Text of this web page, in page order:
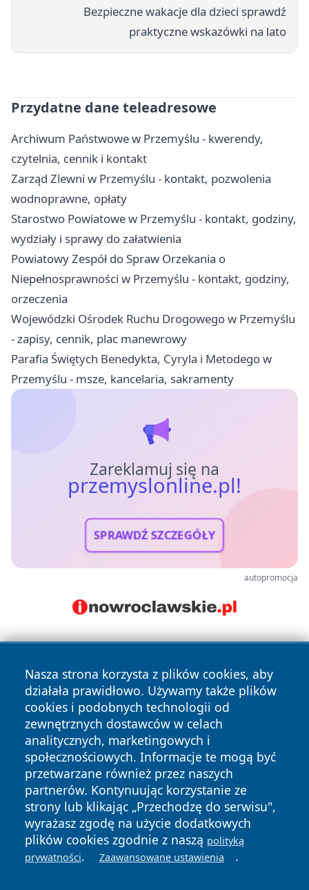
Bezpieczne wakacje dla dzieci sprawdź
praktyczne wskazówki na lato
Przydatne dane teleadresowe
Archiwum Państwowe w Przemyślu - kwerendy,
czytelnia, cennik i kontakt
Zarząd Zlewni w Przemyślu - kontakt, pozwolenia
wodnoprawne, opłaty
Starostwo Powiatowe w Przemyślu - kontakt, godziny,
wydziały i sprawy do załatwienia
Powiatowy Zespół do Spraw Orzekania o
Niepełnosprawności w Przemyślu - kontakt, godziny,
orzeczenia
Wojewódzki Ośrodek Ruchu Drogowego w Przemyślu
- zapisy, cennik, plac manewrowy
Parafia Świętych Benedykta, Cyryla i Metodego w
Przemyślu - msze, kancelaria, sakramenty
Zareklamuj się na
przemyslonline.pl!
SPRAWDŹ SZCZEGÓŁY
autopromocja
Nasza strona korzysta z plików cookies, aby
działała prawidłowo. Używamy także plików
cookies i podobnych technologii od
zewnętrznych dostawców w celach
analitycznych, marketingowych i
społecznościowych. Informacje te mogą być
przetwarzane również przez naszych
partnerów. Kontynuując korzystanie ze
strony lub klikając „Przechodzę do serwisu",
wyrażasz zgodę na użycie dodatkowych
plików cookies zgodnie z naszą polityką
prywatności. Zaawansowane ustawienia .
Copyright © 2026 przemyslonline.pl Wszystkie prawa
zastrzeżone.
News Autorzy
Polityka
Prywatności
Polityka
Cookies